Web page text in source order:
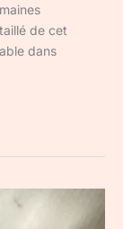
de cet
dans